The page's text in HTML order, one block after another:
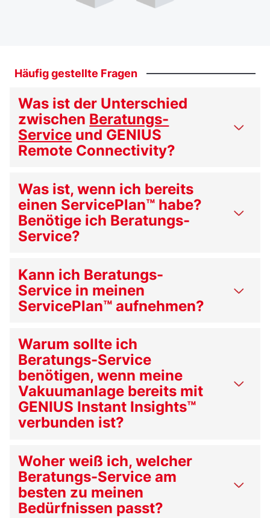
Häufiggestellte Fragen
Was ist der Unterschied
zwischen Beratungs-
Service und GENIUS
Remote Connectivity?
Was ist, wenn ich bereits
einen ServicePlan™ habe?
Benötige ich Beratungs-
Service?
Kann ich Beratungs-
Service in meinen
ServicePlan™ aufnehmen?
Warum sollte ich
Beratungs-Service
benötigen, wenn meine
Vakuumanlage bereits mit
GENIUS Instant Insights™
verbunden ist?
Woher weiß ich, welcher
Beratungs-Service am
besten zu meinen
Bedürfnissen passt?